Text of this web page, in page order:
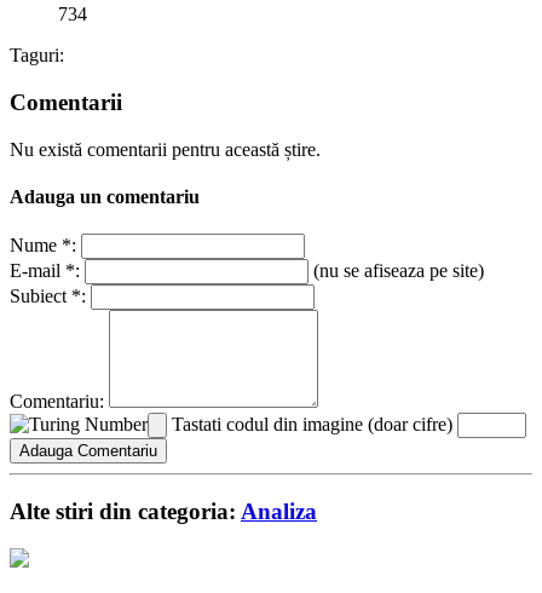
734
Taguri:
Comentarii
Nu există comentarii pentru această știre.
Adauga un comentariu
Nume *:
E-mail *:
(nu se afiseaza pe site)
Subiect *:
Comentariu:
Tastati codul din imagine (doar cifre)
Alte stiri din categoria: Analiza